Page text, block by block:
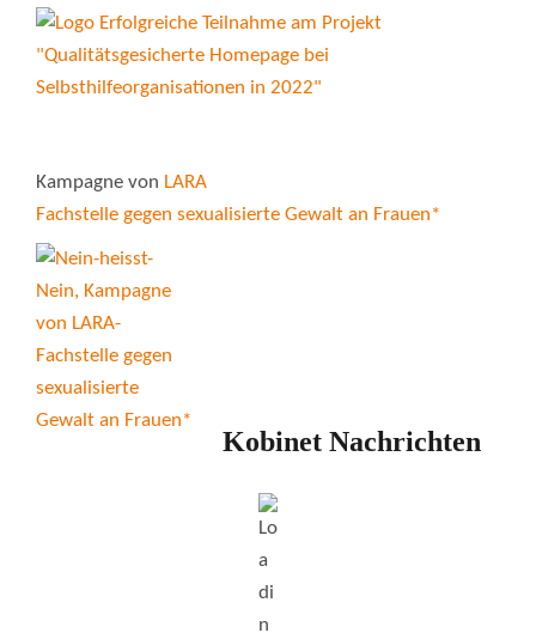
Kampagne von LARA
Fachstelle gegen sexualisierte Gewalt an Frauen*
Kobinet Nachrichten